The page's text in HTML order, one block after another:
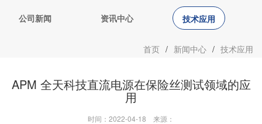
公司新闻 资讯中心 技术应用
首页 / 新闻中心 / 技术应用
APM 全天科技直流电源在保险丝测试领域的应
用
时间：2022-04-18 来源：